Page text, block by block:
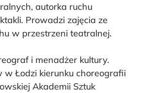
autorka ruchu
Prowadzi zajęcia ze
w przestrzeni teatralnej.
i menadżer kultury.
w Łodzi kierunku choreografii
Akademii Sztuk